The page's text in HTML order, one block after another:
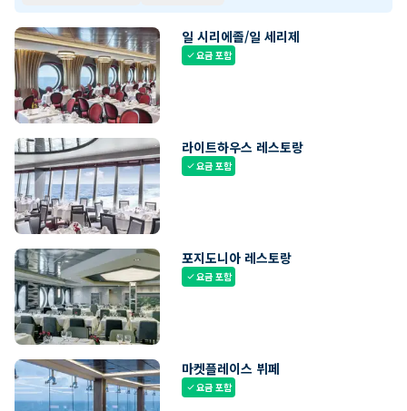
일 시리에졸/일 세리제
check요금 포함
라이트하우스 레스토랑
check요금 포함
포지도니아 레스토랑
check요금 포함
마켓플레이스 뷔페
check요금 포함